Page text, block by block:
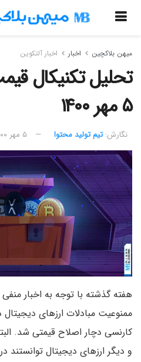
میهن بلاکچین اخبار اخبار آلتکوین
۵ مهر ۱۴۰۰
نگارش:‌ تیم تولید محتوا ۵ مهر ۱۴۰۰ - ۱۶:۵۸
هفته گذشته با توجه به اخبار
ممنوعیت مبادلات ارزهای دیجیتال
کارنسی دچار اصلاح قیمتی شد.
و دیگر ارزهای دیجیتال توانستند